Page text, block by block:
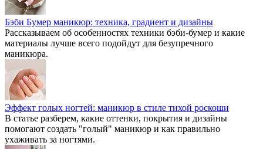
Бэби Бумер маникюр: техника, градиент и дизайны
Рассказываем об особенностях техники бэби-бумер и какие
материалы лучше всего подойдут для безупречного
маникюра.
Эффект голых ногтей: маникюр в стиле тихой роскоши
В статье разберем, какие оттенки, покрытия и дизайны
помогают создать "голый" маникюр и как правильно
ухаживать за ногтями.